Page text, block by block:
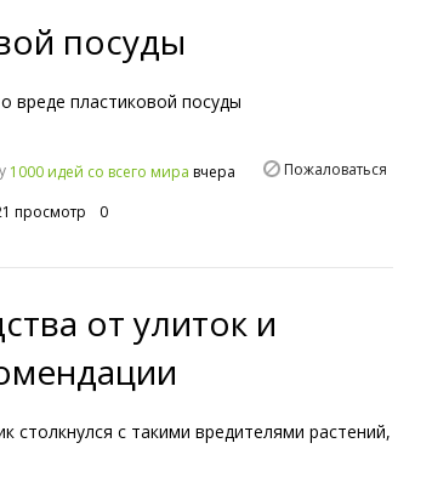
посуды
вреде пластиковой посуды
1000 идей со всего мира вчера Пожаловаться
просмотр 0
от улиток и
столкнулся с такими вредителями растений,